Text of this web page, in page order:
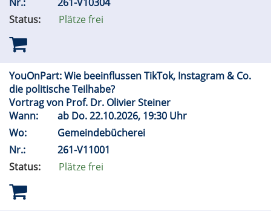
Status:
Plätze frei
YouOnPart: Wie beeinflussen TikTok, Instagram & Co.
die politische Teilhabe?
Vortrag von Prof. Dr. Olivier Steiner
Wann:
ab Do.22.10.2026, 19:30 Uhr
Wo:
Gemeindebücherei
Nr.:
261-V11001
Status:
Plätze frei